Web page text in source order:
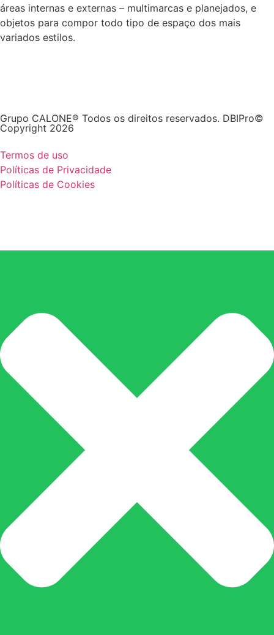
áreas internas e externas – multimarcas e planejados, e
objetos para compor todo tipo de espaço dos mais
variados estilos.
Grupo CALONE® Todos os direitos reservados. DBIPro©
Copyright 2026
Termos de uso
Políticas de Privacidade
Políticas de Cookies